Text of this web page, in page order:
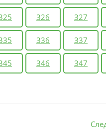
326 327
336 337
346 347